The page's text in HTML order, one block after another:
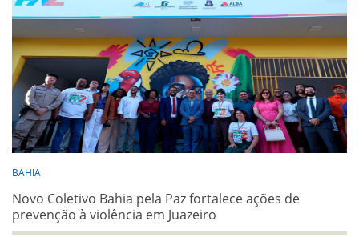
BAHIA
Novo Coletivo Bahia pela Paz fortalece ações de
prevenção à violência em Juazeiro